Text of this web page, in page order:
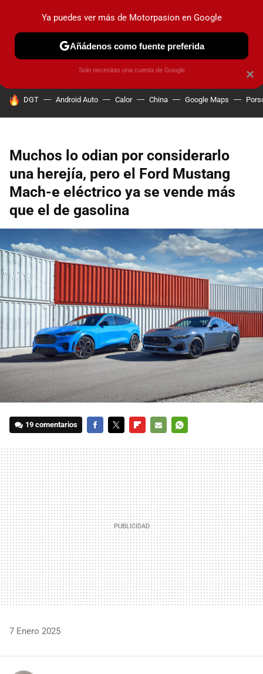
PRUEBAS COCHES ELÉCTRICOS OBSERVATORIO
HOY SE HABLA DE
DGT Android Auto Calor China Google Maps
Muchos lo odian por considerarlo
una herejía, pero el Ford Mustang
Mach-e eléctrico ya se vende más
que el de gasolina
19 comentarios
MAIL
7 Enero 2025
×
Ya puedes ver más de Motorpasion en Google
Añádenos como fuente preferida
Solo necesitas una cuenta de Google